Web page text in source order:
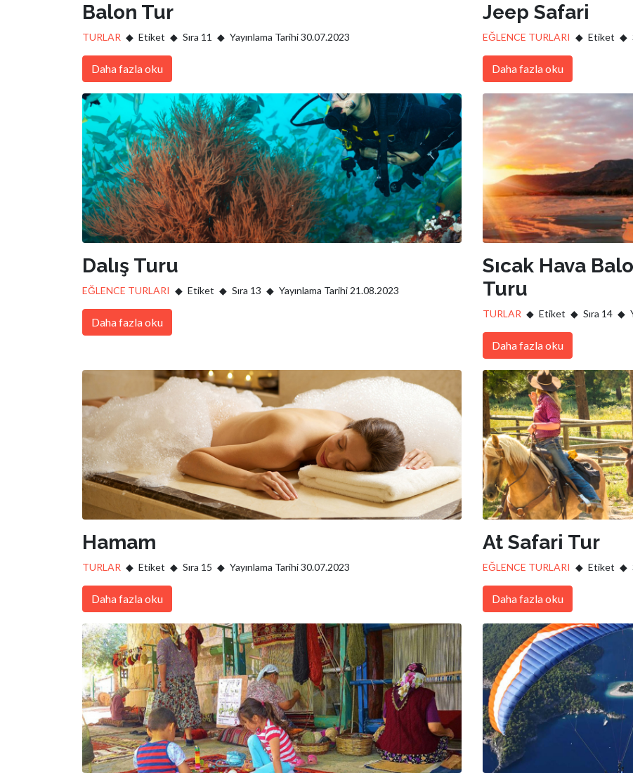
Balon Tur
TURLAR Etiket Sıra 11 Yayınlama Tarihi 30.07.2023
Daha fazla oku
Jeep Safari
EĞLENCE TURLARI Etiket
Daha fazla oku
Dalış Turu
EĞLENCE TURLARI Etiket Sıra 13 Yayınlama Tarihi 21.08.2023
Daha fazla oku
Sıcak Hava
Turu
TURLAR Etiket Sıra 14
Daha fazla oku
Hamam
TURLAR Etiket Sıra 15 Yayınlama Tarihi 30.07.2023
Daha fazla oku
At Safari Tur
EĞLENCE TURLARI Etiket
Daha fazla oku